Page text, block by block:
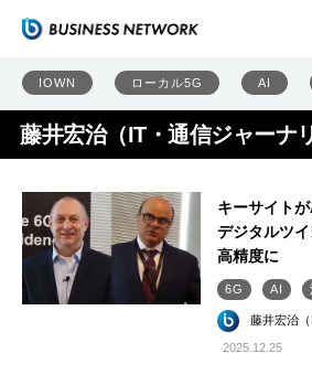
IOWN ローカル5G AI
藤井宏治（IT・通信ジャーナ
キーサイト
デジタルツ
高精度に
6G AI
藤井宏治
2025.12.25